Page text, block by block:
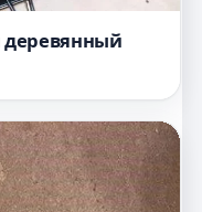
деревянный